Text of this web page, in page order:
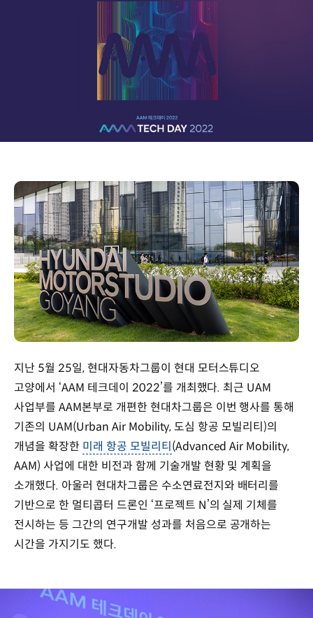
지난 5월 25일, 현대자동차그룹이 현대 모터스튜디오
고양에서 ‘AAM 테크데이 2022’를 개최했다. 최근 UAM
사업부를 AAM본부로 개편한 현대차그룹은 이번 행사를 통해
기존의 UAM(Urban Air Mobility, 도심 항공 모빌리티)의
개념을 확장한 미래 항공 모빌리티 (Advanced Air Mobility,
AAM) 사업에 대한 비전과 함께 기술개발 현황 및 계획을
소개했다. 아울러 현대차그룹은 수소연료전지와 배터리를
기반으로 한 멀티콥터 드론인 ‘프로젝트 N’의 실제 기체를
전시하는 등 그간의 연구개발 성과를 처음으로 공개하는
시간을 가지기도 했다.